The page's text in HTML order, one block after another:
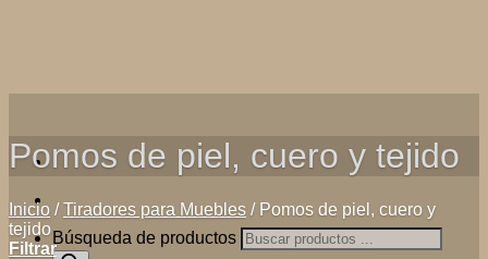
Búsqueda de productos
Pomos de piel, cuero y tejido
Inicio / Tiradores para Muebles /Pomos de piel, cuero y
tejido
Filtrar